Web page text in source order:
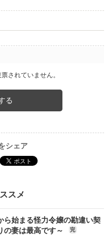
されていません。
る
シェア
スメ
ら始まる怪力令嬢の勘違い契
の妻は最高です～
完